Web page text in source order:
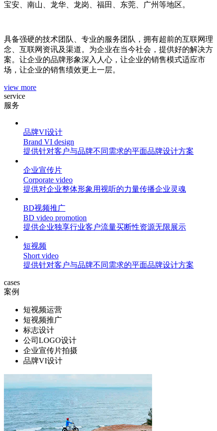
宝安、南山、龙华、龙岗、福田、东莞、广州等地区。
具备强硬的技术团队、专业的服务团队，拥有超前的互联网理
念、互联网资讯及渠道。为企业在当今社会，提供好的解决方
案。让企业的品牌形象深入人心，让企业的销售模式适应市
场，让企业的销售绩效更上一层。
view more
service
服务
品牌VI设计
Brand VI design
提供针对客户与品牌不同需求的平面品牌设计方案
企业宣传片
Corporate video
提供对企业整体形象用视听的力量传播企业灵魂
BD视频推广
BD video promotion
提供企业独享行业客户流量买断性资源无限展示
短视频
Short video
提供针对客户与品牌不同需求的平面品牌设计方案
cases
案例
短视频运营
短视频推广
标志设计
公司LOGO设计
企业宣传片拍摄
品牌VI设计